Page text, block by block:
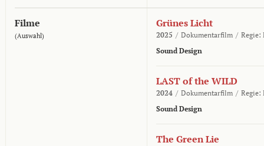
Filme
(Auswahl)
Grünes Licht
2025 / Dokumentarfilm / Regie:
Sound Design
LAST of the WILD
2024 / Dokumentarfilm / Regie:
Sound Design
The Green Lie